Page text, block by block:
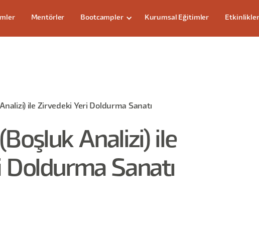
Mentörler Bootcampler Kurumsal Eğitimler Etkinlikler
ile Zirvedeki Yeri Doldurma Sanatı
Analizi) ile
Sanatı